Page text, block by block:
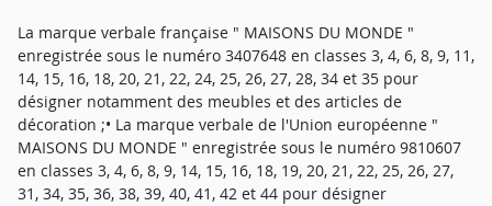
La marque verbale française " MAISONS DU MONDE "
enregistrée sous le numéro 3407648 en classes 3, 4, 6, 8, 9, 11,
14, 15, 16, 18, 20, 21, 22, 24, 25, 26, 27, 28, 34 et 35 pour
désigner notamment des meubles et des articles de
décoration ;• La marque verbale de l'Union européenne "
MAISONS DU MONDE " enregistrée sous le numéro 9810607
en classes 3, 4, 6, 8, 9, 14, 15, 16, 18, 19, 20, 21, 22, 25, 26, 27,
31, 34, 35, 36, 38, 39, 40, 41, 42 et 44 pour désigner